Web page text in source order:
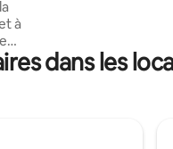
à
du jardin subit des
dans les